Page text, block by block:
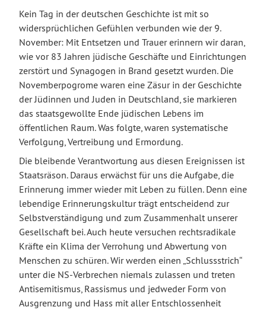
Kein Tag in der deutschen Geschichte ist mit so
widersprüchlichen Gefühlen verbunden wie der 9.
November: Mit Entsetzen und Trauer erinnern wir daran,
wie vor 83 Jahren jüdische Geschäfte und Einrichtungen
zerstört und Synagogen in Brand gesetzt wurden. Die
Novemberpogrome waren eine Zäsur in der Geschichte
der Jüdinnen und Juden in Deutschland, sie markieren
das staatsgewollte Ende jüdischen Lebens im
öffentlichen Raum. Was folgte, waren systematische
Verfolgung, Vertreibung und Ermordung.
Die bleibende Verantwortung aus diesen Ereignissen ist
Staatsräson. Daraus erwächst für uns die Aufgabe, die
Erinnerung immer wieder mit Leben zu füllen. Denn eine
lebendige Erinnerungskultur trägt entscheidend zur
Selbstverständigung und zum Zusammenhalt unserer
Gesellschaft bei. Auch heute versuchen rechtsradikale
Kräfte ein Klima der Verrohung und Abwertung von
Menschen zu schüren. Wir werden einen „Schlussstrich“
unter die NS-Verbrechen niemals zulassen und treten
Antisemitismus, Rassismus und jedweder Form von
Ausgrenzung und Hass mit aller Entschlossenheit